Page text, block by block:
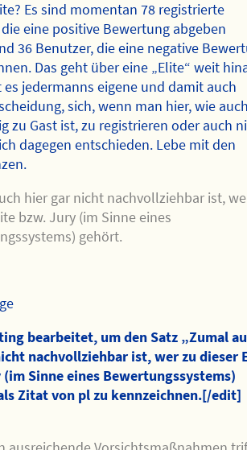
Es sind momentan 78 registrierte
eine positive Bewertung abgeben
36 Benutzer, die eine negative
Das geht über eine „Elite“ weit
jedermanns eigene und damit auch
sich, wenn man hier, wie
zu Gast ist, zu registrieren oder auch
dagegen entschieden. Lebe mit den
hier gar nicht nachvollziehbar ist,
bzw. Jury (im Sinne eines
gehört.
bearbeitet, um den Satz „Zumal
nachvollziehbar ist, wer zu dieser
(im Sinne eines Bewertungssystems)
Zitat von pl zu kennzeichnen.[/edit]